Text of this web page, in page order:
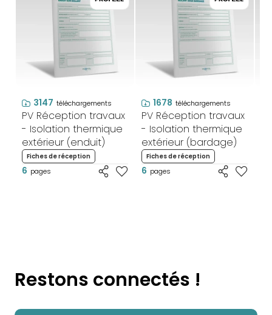
3147 téléchargements
PV Réception travaux
- Isolation thermique
extérieur (enduit)
Fiches de réception
6 pages
1678 téléchargements
PV Réception travaux
- Isolation thermique
extérieur (bardage)
Fiches de réception
6 pages
Restons connectés !